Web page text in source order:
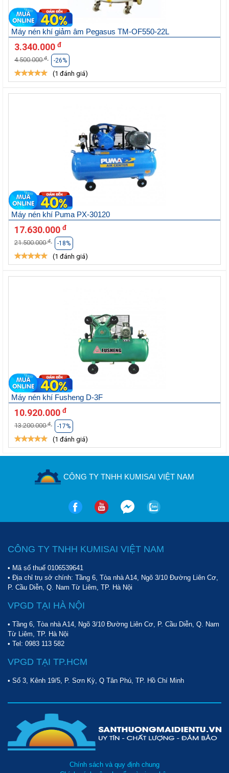
Máy nén khí giảm âm Pegasus TM-OF550-22L
3.340.000 đ
4.500.000đ -26%
(1 đánh giá)
Máy nén khí Puma PX-30120
17.630.000 đ
21.500.000đ -18%
(1 đánh giá)
Máy nén khí Fusheng D-3F
10.920.000 đ
13.200.000đ -17%
(1 đánh giá)
CÔNG TY TNHH KUMISAI VIỆT NAM
CÔNG TY TNHH KUMISAI VIỆT NAM
• Mã số thuế 0106539641
• Địa chỉ trụ sở chính: Tầng 6, Tòa nhà A14, Ngõ 3/10 Đường Liên Cơ,
P. Cầu Diễn, Q. Nam Từ Liêm, TP. Hà Nội
VPGD TẠI HÀ NỘI
• Tầng 6, Tòa nhà A14, Ngõ 3/10 Đường Liên Cơ, P. Cầu Diễn, Q. Nam
Từ Liêm, TP. Hà Nội
• Tel: 0983 113 582
VPGD TẠI TP.HCM
• Số 3, Kênh 19/5, P. Sơn Kỳ, Q Tân Phú, TP. Hồ Chí Minh
Chính sách và quy định chung